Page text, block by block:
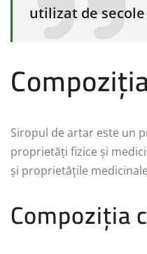
utilizat de
Siropul de artar este un
proprietăți fizice și
și proprietățile
Compoziția